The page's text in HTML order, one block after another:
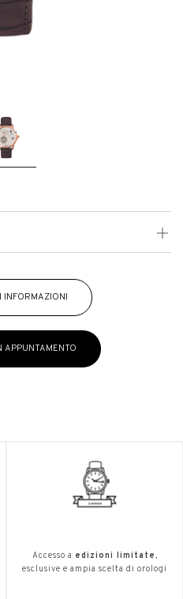
INFORMAZIONI
APPUNTAMENTO
Accesso a edizioni limitate,
esclusive e ampia scelta di orologi